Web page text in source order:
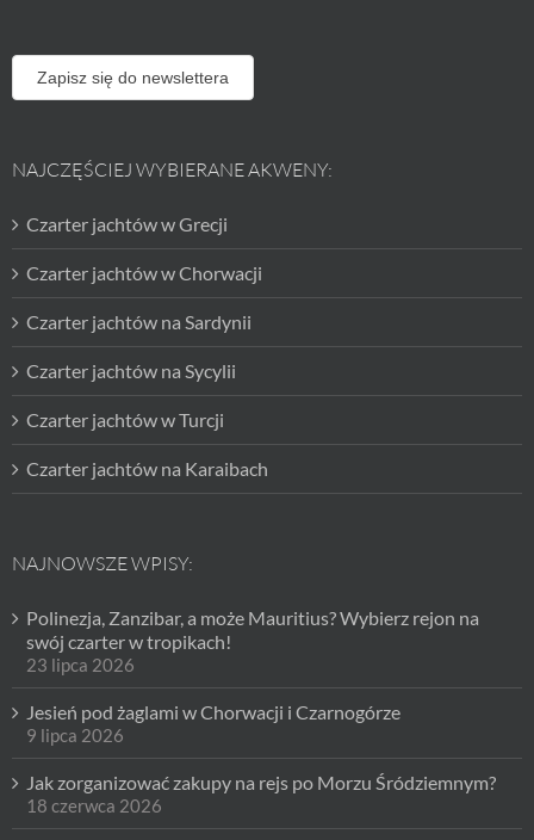
Zapisz się do newslettera
NAJCZĘŚCIEJ WYBIERANE AKWENY:
Czarter jachtów w Grecji
Czarter jachtów w Chorwacji
Czarter jachtów na Sardynii
Czarter jachtów na Sycylii
Czarter jachtów w Turcji
Czarter jachtów na Karaibach
NAJNOWSZE WPISY:
Polinezja, Zanzibar, a może Mauritius? Wybierz rejon na
swój czarter w tropikach!
23 lipca 2026
Jesień pod żaglami w Chorwacji i Czarnogórze
9 lipca 2026
Jak zorganizować zakupy na rejs po Morzu Śródziemnym?
18 czerwca 2026